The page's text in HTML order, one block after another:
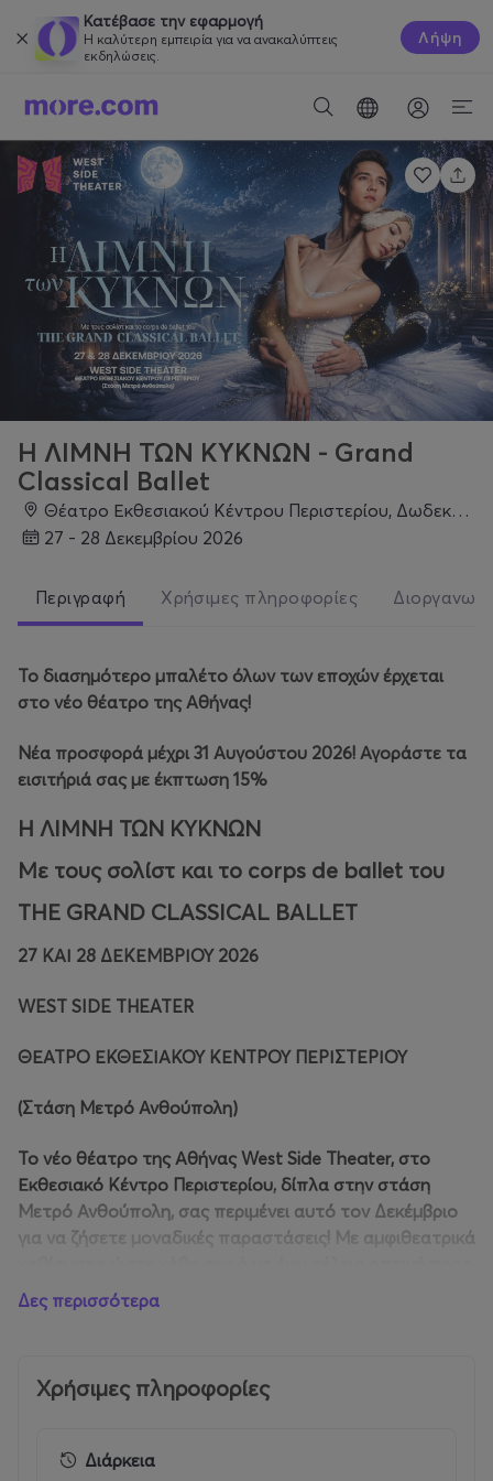
Κατέβασε την εφαρμογή
Η καλύτερη εμπειρία για να ανακαλύπτεις
εκδηλώσεις.
Λήψη
Η ΛΙΜΝΗ ΤΩΝ ΚΥΚΝΩΝ - Grand
Classical Ballet
Θέατρο Εκθεσιακού Κέντρου Περιστερίου, Δωδεκανήσου 106, Περιστέρι
27 - 28 Δεκεμβρίου 2026
Περιγραφή Χρήσιμες πληροφορίες
Το διασημότερο μπαλέτο όλων των εποχών έρχεται
στο νέο θέατρο της Αθήνας!
Νέα προσφορά μέχρι 31 Αυγούστου 2026! Αγοράστε τα
εισιτήριά σας με έκπτωση 15%
Η ΛΙΜΝΗ ΤΩΝ ΚΥΚΝΩΝ
Με τους σολίστ και το corps de ballet του
THE GRAND CLASSICAL BALLET
27 ΚΑΙ 28 ΔΕΚΕΜΒΡΙΟΥ 2026
WEST SIDE THEATER
ΘΕΑΤΡΟ ΕΚΘΕΣΙΑΚΟΥ ΚΕΝΤΡΟΥ ΠΕΡΙΣΤΕΡΙΟΥ
(Στάση Μετρό Ανθούπολη)
To νέο θέατρο της Αθήνας West Side Theater, στο
Εκθεσιακό Κέντρο Περιστερίου, δίπλα στην στάση
Μετρό Ανθούπολη, σας περιμένει αυτό τον Δεκέμβριο
για να ζήσετε μοναδικές παραστάσεις! Με αμφιθεατρικά
την εντυπωσιακά μεγάλη σκηνή, υπόσχεται να
φιλοξενήσει σπουδαίες παραστάσεις για όλη την
Αυτά τα Χριστούγεννα το κλασικό μπαλέτο έρχεται
The Grand Classical Ballet of Europe που
δημιουργήθηκε στην Γερμανία και αποτελείται από
Δες περισσότερα
Χρήσιμες πληροφορίες
Διάρκεια